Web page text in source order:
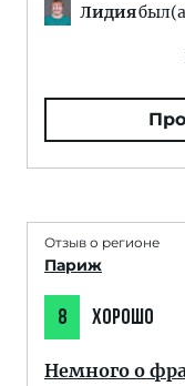
Лидия
Отзыв о регионе
Париж
8 ХОРОШО
Немного о